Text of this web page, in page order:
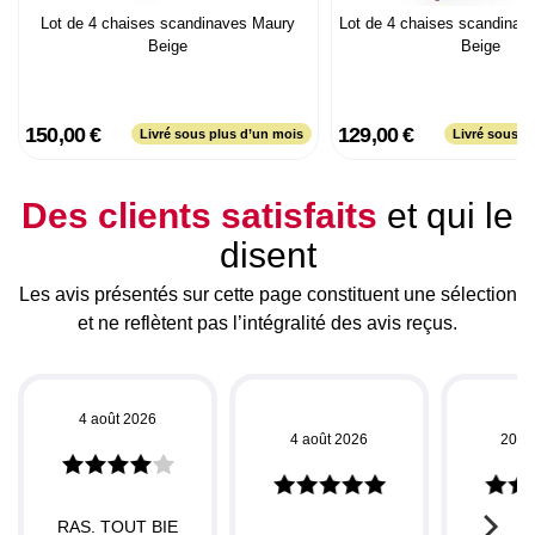
Lot de 4 chaises scandinaves Maury
Beige
150,00 € Livré sous plus d’un mois
Lot de 4 chaises
Beige
129,00 € Livré sous
Des clients satisfaits et qui le
disent
Les avis présentés sur cette page constituent une sélection
et ne reflètent pas l’intégralité des avis reçus.
4 août 2026
RAS. TOUT BIE
4 août 2026 20